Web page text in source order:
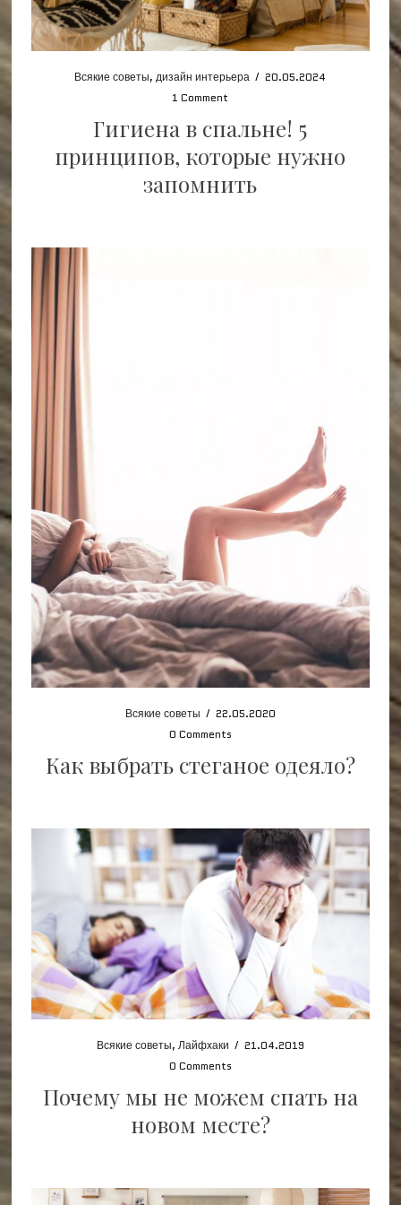
Всякие советы,дизайн интерьера / 20.05.2024
1 Comment
Гигиена в спальне! 5
принципов, которые нужно
запомнить
Всякие советы / 22.05.2020
0 Comments
Как выбрать стеганое одеяло?
Всякие советы, Лайфхаки / 21.04.2019
0 Comments
Почему мы не можем спать на
новом месте?